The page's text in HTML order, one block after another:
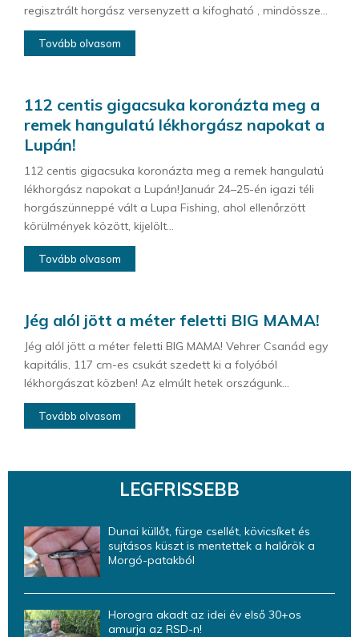
regisztrált horgász versenyzett a kifogható , mindössze...
Tovább olvasom
112 centis gigacsuka koronázta meg a
remek hangulatú lékhorgász napokat a
Lupán!
112 centis gigacsuka koronázta meg a remek hangulatú
lékhorgász napokat a Lupán!Január 24–25-én igazi téli
horgászünneppé vált a Lupa Fishing, ahol ellenőrzött
körülmények között, kijelölt...
Tovább olvasom
Jég alól jött a méter feletti BIG MAMA!
Jég alól jött a méter feletti BIG MAMA! Vehrer Csanád egy
kapitális, 117 cm-es csukát szedett ki a folyóból
lékhorgászat közben! Az elmúlt hetek országunk...
Tovább olvasom
LEGFRISSEBB
Dunai küllőt, fürge csellét, kövicsíket és
sujtásos küszt is mentettek a halőrök a
Morgó-patakból
Horogra akadt az idei év első 30+os
amurja az RSD-n!